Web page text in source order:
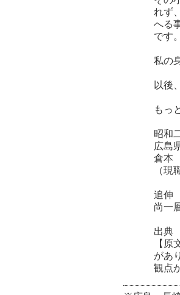
れず
へる
です
私の
以後
もっ
昭和
広島
倉本
（
追伸
尚一
出典
【
があ
観点